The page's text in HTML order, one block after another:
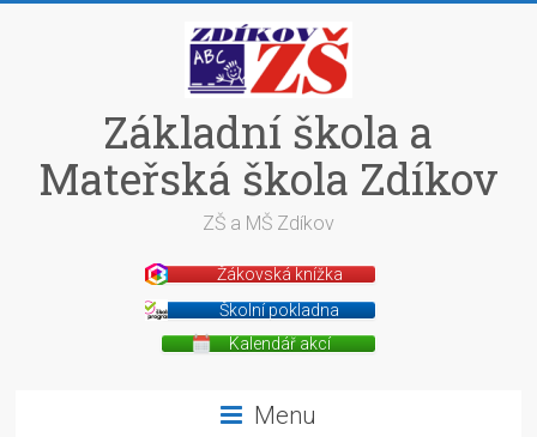
Základní škola a
Mateřská škola Zdíkov
ZŠ a MŠ Zdíkov
Žákovská knížka
Školní pokladna
Kalendář akcí
Menu